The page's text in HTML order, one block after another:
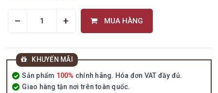
– + MUA HÀNG
KHUYẾN MÃI
Sản phẩm 100% chính hãng. Hóa đơn VAT đầy đủ.
Giao hàng tận nơi trên toàn quốc.